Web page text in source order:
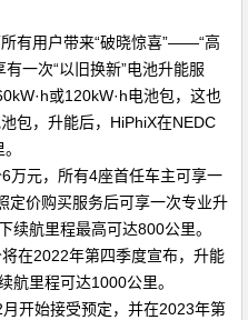
有用户带来“破晓惊喜”——“高
一次“以旧换新”电池升能服
·h或120kW·h电池包，这也
包，升能后， HiPhiX在NEDC
6万元，所有4座首任车主可享一
定价购买服务后可享一次专业升
续航里程最高可达800公里。
在2022年第四季度宣布，升能
航里程可达1000公里。
月开始接受预定，并在2023年第